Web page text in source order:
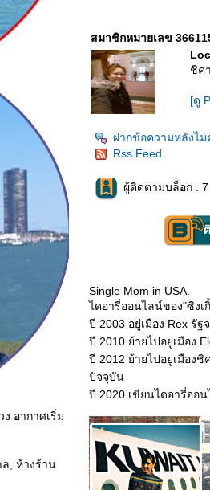
อากาศเริ่ม
, ห้างร้าน
สมาชิกหมายเลข
ชิค
[ดู
ฝากข้อความหลังไม
Rss Feed
ผู้ติดตามบล็อก :
Single Mom in USA.
ไดอารี่ออนไลน์ของ"ซิงเ
ปี 2003 อยู่เมือง Rex รัฐ
ปี 2010 ย้ายไปอยู่เมือง
ปี 2012 ย้ายไปอยู่เมือง
ปัจจุบัน
ปี 2020 เขียนไดอารี่ออ